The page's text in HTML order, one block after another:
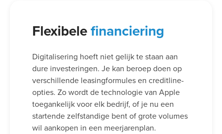
Flexibelefinanciering
Digitalisering hoeft niet gelijk te staan aan
dure investeringen. Je kan beroep doen op
verschillende leasingformules en creditline-
opties. Zo wordt de technologie van Apple
toegankelijk voor elk bedrijf, of je nu een
startende zelfstandige bent of grote volumes
wil aankopen in een meerjarenplan.